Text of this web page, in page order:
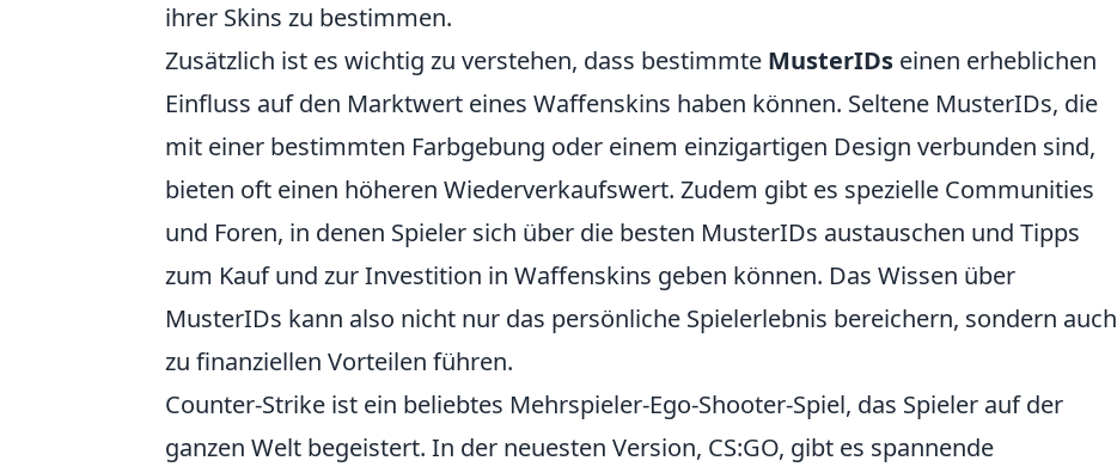
ihrer Skins zu bestimmen.
Zusätzlich ist es wichtig zu verstehen, dass bestimmte MusterIDs einen erheblichen
Einfluss auf den Marktwert eines Waffenskins haben können. Seltene MusterIDs, die
mit einer bestimmten Farbgebung oder einem einzigartigen Design verbunden sind,
bieten oft einen höheren Wiederverkaufswert. Zudem gibt es spezielle Communities
und Foren, in denen Spieler sich über die besten MusterIDs austauschen und Tipps
zum Kauf und zur Investition in Waffenskins geben können. Das Wissen über
MusterIDs kann also nicht nur das persönliche Spielerlebnis bereichern, sondern auch
zu finanziellen Vorteilen führen.
Counter-Strike ist ein beliebtes Mehrspieler-Ego-Shooter-Spiel, das Spieler auf der
ganzen Welt begeistert. In der neuesten Version, CS:GO, gibt es spannende